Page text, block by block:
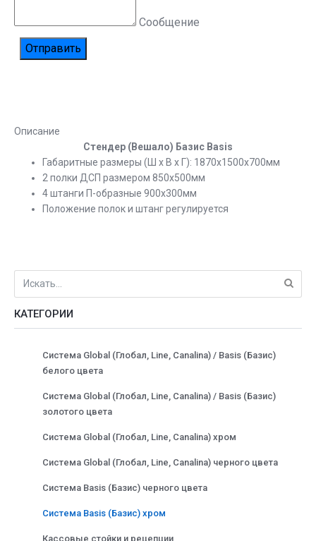
Сообщение
Описание
Стендер (Вешало) Базис Basis
Габаритные размеры (Ш х В х Г): 1870х1500х700мм
2 полки ДСП размером 850х500мм
4 штанги П-образные 900х300мм
Положение полок и штанг регулируется
КАТЕГОРИИ
Система Global (Глобал, Line, Canalina) / Basis (Базис)
белого цвета
Система Global (Глобал, Line, Canalina) / Basis (Базис)
золотого цвета
Система Global (Глобал, Line, Canalina) хром
Система Global (Глобал, Line, Canalina) черного цвета
Система Basis (Базис) черного цвета
Система Basis (Базис) хром
Кассовые стойки и рецепции